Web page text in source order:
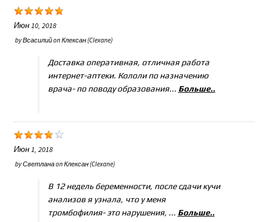
Июн 10, 2018
byВсасилийonКлексан (Clexane)
Доставка оперативная, отличная работа
интернет-аптеки. Кололи по назначению
врача- по поводу образования... Больше..
Июн 1, 2018
byСветланаonКлексан (Clexane)
В 12 недель беременности, после сдачи кучи
анализов я узнала, что у меня
тромбофилия- это нарушения, ... Больше..